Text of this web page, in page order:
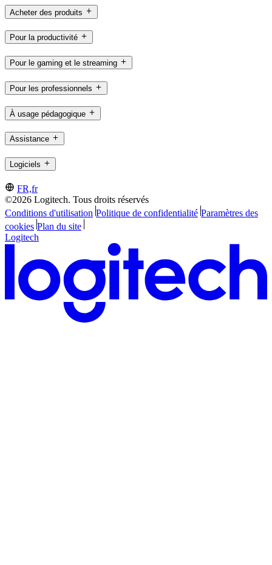
Acheter des produits
Pour la productivité
Pour le gaming et le streaming
Pour les professionnels
À usage pédagogique
Assistance
Logiciels
FR,fr
©2026 Logitech. Tous droits réservés
Conditions d'utilisation Politique de confidentialité Paramètres des
cookies Plan du site
Logitech